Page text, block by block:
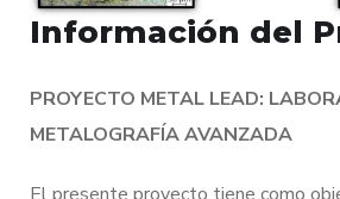
Información del
PROYECTO METAL LEAD:
METALOGRAFÍA AVANZADA